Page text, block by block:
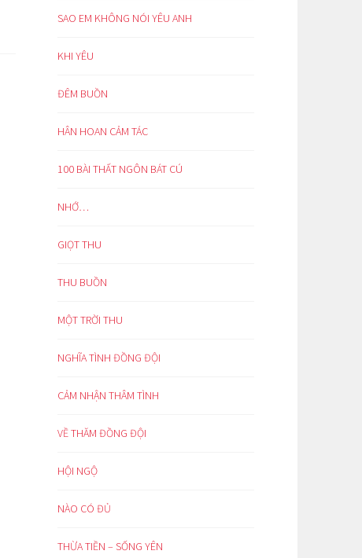
SAO EM KHÔNG NÓI YÊU ANH
KHI YÊU
ĐÊM BUỒN
HÂN HOAN CẢM TÁC
100 BÀI THẤT NGÔN BÁT CÚ
NHỚ…
GIỌT THU
THU BUỒN
MỘT TRỜI THU
NGHĨA TÌNH ĐỒNG ĐỘI
CẢM NHẬN THÂM TÌNH
VỀ THĂM ĐỒNG ĐỘI
HỘI NGỘ
NÀO CÓ ĐỦ
THỪA TIỀN – SỐNG YÊN